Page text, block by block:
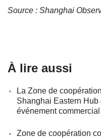
Source : Shanghai
À lire aussi
La Zone de
Shanghai Eastern
événement commercial
Zone de coopération